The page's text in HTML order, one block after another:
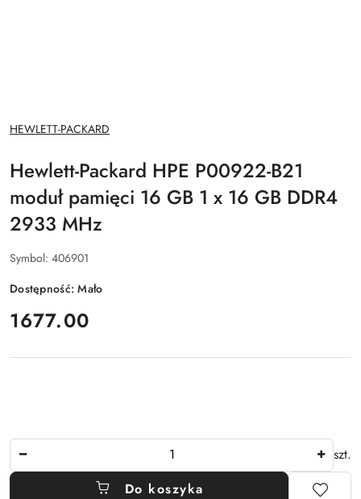
NAZWA
PRODUCENTA:
HEWLETT-PACKARD
Hewlett-Packard HPE P00922-B21
moduł pamięci 16 GB 1 x 16 GB DDR4
2933 MHz
Symbol: 406901
Dostępność:Mało
cena:
1677.00
szt.
Do koszyka